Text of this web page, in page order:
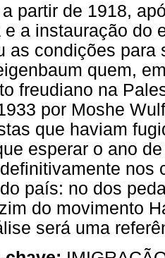
partir de 1918,
e a instauração do
as condições
quem,
freudiano na
por Moshe
que haviam
esperar o ano
nos
país: no dos
do movimento
será uma